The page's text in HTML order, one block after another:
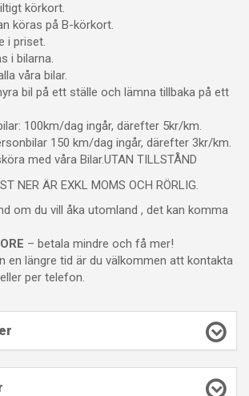
körkort.
köras på B-körkort.
i priset.
i bilarna.
våra bilar.
bil på ett ställe och lämna tillbaka på ett
100km/dag ingår, därefter 5kr/km.
150 km/dag ingår, därefter 3kr/km.
med våra Bilar.UTAN TILLSTÅND
NER ÄR EXKL MOMS OCH RÖRLIG.
om du vill åka utomland , det kan komma
– betala mindre och få mer!
en längre tid är du välkommen att kontakta
per telefon.